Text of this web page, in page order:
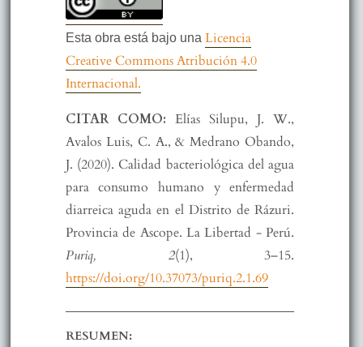
Esta obra está bajo una Licencia
Creative Commons Atribución 4.0
Internacional.
CITAR COMO: Elías Silupu, J. W.,
Avalos Luis, C. A., & Medrano Obando,
J. (2020). Calidad bacteriológica del agua
para consumo humano y enfermedad
diarreica aguda en el Distrito de Rázuri.
Provincia de Ascope. La Libertad - Perú.
Puriq, 2(1), 3–15.
https://doi.org/10.37073/puriq.2.1.69
RESUMEN: